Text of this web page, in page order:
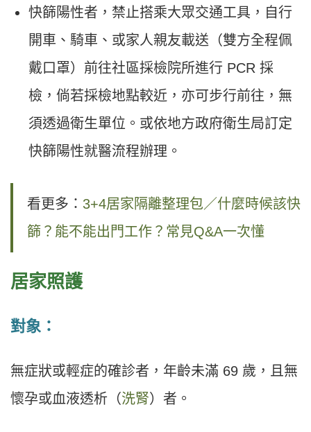
快篩陽性者，禁止搭乘大眾交通工具，自行
開車、騎車、或家人親友載送（雙方全程佩
戴口罩）前往社區採檢院所進行 PCR 採
檢，倘若採檢地點較近，亦可步行前往，無
須透過衛生單位。或依地方政府衛生局訂定
快篩陽性就醫流程辦理。
看更多： 3+4居家隔離整理包／什麼時候該快
篩？能不能出門工作？常見Q&A一次懂
居家照護
對象：
無症狀或輕症的確診者，年齡未滿 69 歲，且無
懷孕或血液透析（洗腎）者。